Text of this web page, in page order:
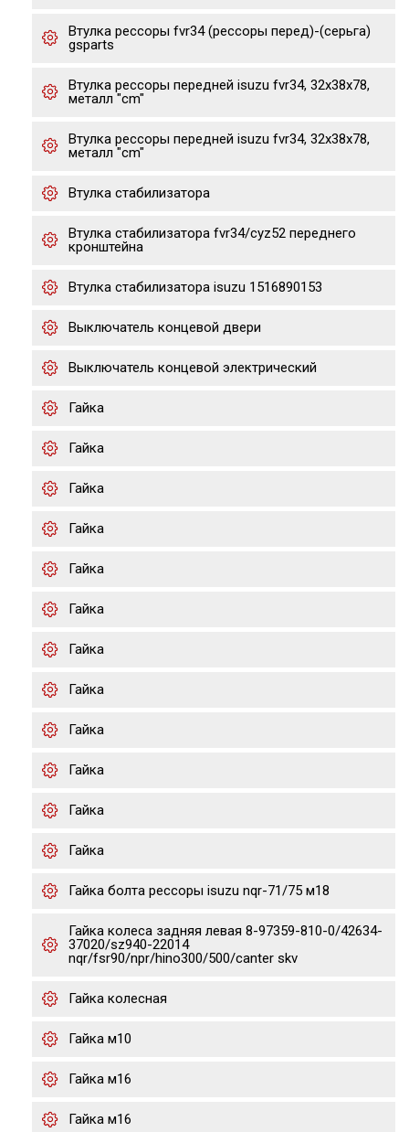
Втулка рессоры fvr34 (рессоры перед)-(серьга)
gsparts
Втулка рессоры передней isuzu fvr34, 32x38x78,
металл "cm"
Втулка рессоры передней isuzu fvr34, 32x38x78,
металл "cm"
Втулка стабилизатора
Втулка стабилизатора fvr34/cyz52 переднего
кронштейна
Втулка стабилизатора isuzu 1516890153
Выключатель концевой двери
Выключатель концевой электрический
Гайка
Гайка
Гайка
Гайка
Гайка
Гайка
Гайка
Гайка
Гайка
Гайка
Гайка
Гайка
Гайка болта рессоры isuzu nqr-71/75 м18
Гайка колеса задняя левая 8-97359-810-0/42634-
37020/sz940-22014
nqr/fsr90/npr/hino300/500/canter skv
Гайка колесная
Гайка м10
Гайка м16
Гайка м16